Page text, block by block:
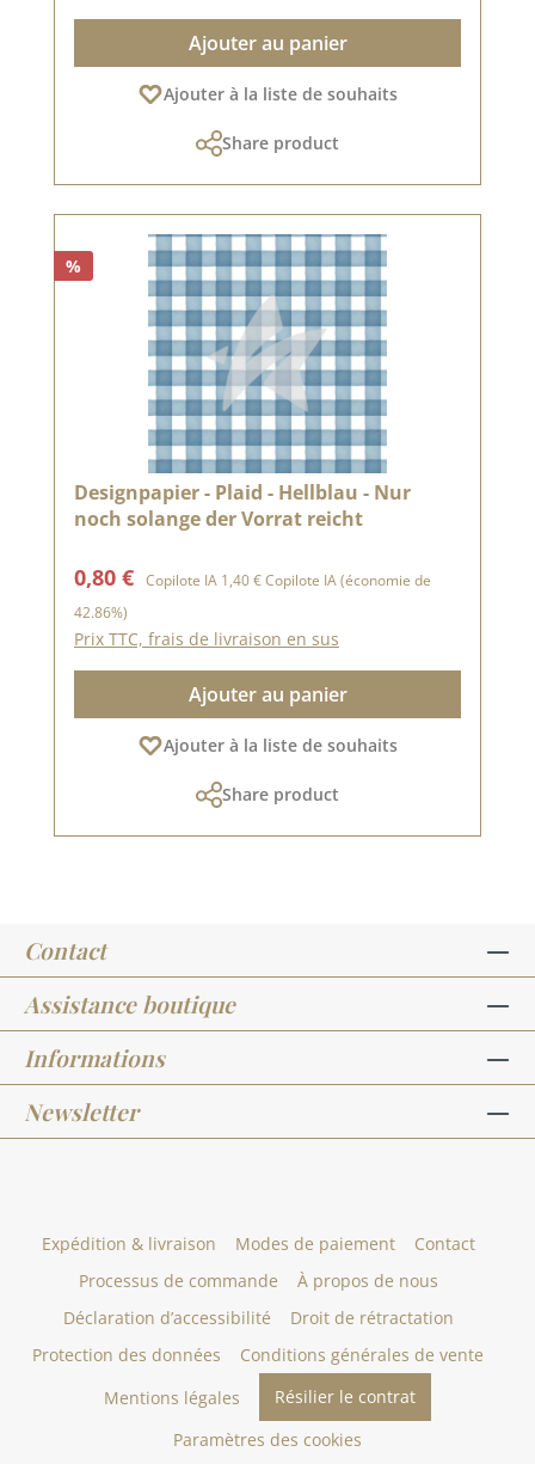
Ajouter au panier
Ajouter à la liste de souhaits
Share product
%
Designpapier - Plaid - Hellblau - Nur
noch solange der Vorrat reicht
Prix de vente :
0,80 € Copilote IA Prix régulier :
1,40 €Copilote IA(économie de
42.86%)
Prix TTC, frais de livraison en sus
Ajouter au panier
Ajouter à la liste de souhaits
Share product
Contact
Assistance boutique
Informations
Newsletter
Expédition & livraison Modes de paiement
Contact
Processus de commande
À propos de nous
Déclaration d’accessibilité
Droit de rétractation
Protection des données
Conditions générales de vente
Mentions légales
Résilier le contrat
Paramètres des cookies